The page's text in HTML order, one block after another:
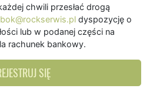
chwili przesłać drogą
bok@rockserwis.pl dyspozycję o
lub w podanej części na
rachunek bankowy.
SIĘ